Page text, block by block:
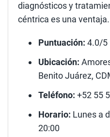
diagnósticos y
céntrica es una ventaja.
Puntuación: 4.0/5
Ubicación:
Benito Juárez,
Teléfono: +52 55
Horario: Lunes a
20:00